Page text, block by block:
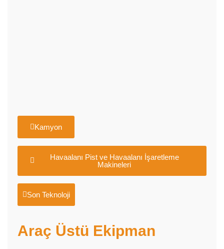
Kamyon
Havaalanı Pist ve Havaalanı İşaretleme
Makineleri
Son Teknoloji
Araç Üstü Ekipman